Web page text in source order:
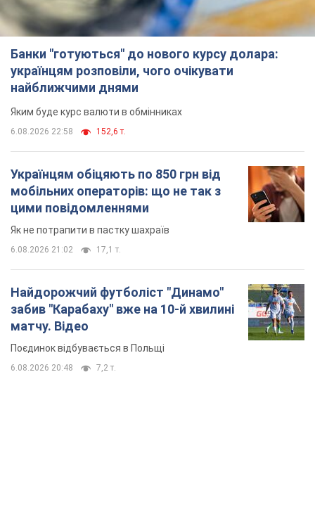
Банки "готуються" до нового курсу долара:
українцям розповіли, чого очікувати
найближчими днями
Яким буде курс валюти в обмінниках
6.08.2026 22:58 152,6 т.
Українцям обіцяють по 850 грн від
мобільних операторів: що не так з
цими повідомленнями
Як не потрапити в пастку шахраїв
6.08.2026 21:02 17,1 т.
Найдорожчий футболіст "Динамо"
забив "Карабаху" вже на 10-й хвилині
матчу. Відео
Поєдинок відбувається в Польщі
6.08.2026 20:48 7,2 т.